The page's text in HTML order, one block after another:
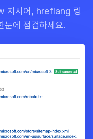
지시어, hreflang 링
에 점검하세요.